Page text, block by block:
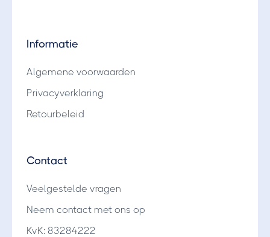
Informatie
Algemene voorwaarden
Privacyverklaring
Retourbeleid
Contact
Veelgestelde vragen
Neem contact met ons op
KvK: 83284222